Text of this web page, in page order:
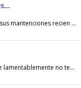
Moto hyosung muy buen estado 250 inyección electro
recien echas papeles al dia total mente transferible
no tengo la plata para repararla (350 mil el arreglo